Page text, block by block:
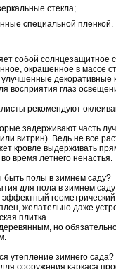
стекла;
специальной пленкой.
собой солнцезащитное
окрашенное в массе
восприятия глаз
рекомендуют
задерживают часть
витрин). Ведь не все
кровле выдерживать
время летнего ненастья.
быть полы в зимнем саду?
для пола в зимнем
эффектный
желательно даже
плитка.
но
утепление зимнего сада?
сооружения каркаса